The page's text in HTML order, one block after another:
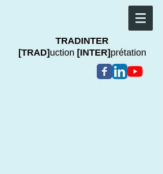
TRADINTER
[TRAD] uction [INTER] prétation